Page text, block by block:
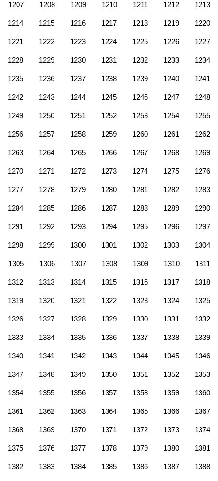
1207 1208 1209 1210 1211 1212 1213
1214 1215 1216 1217 1218 1219 1220
1221 1222 1223 1224 1225 1226 1227
1228 1229 1230 1231 1232 1233 1234
1235 1236 1237 1238 1239 1240 1241
1242 1243 1244 1245 1246 1247 1248
1249 1250 1251 1252 1253 1254 1255
1256 1257 1258 1259 1260 1261 1262
1263 1264 1265 1266 1267 1268 1269
1270 1271 1272 1273 1274 1275 1276
1277 1278 1279 1280 1281 1282 1283
1284 1285 1286 1287 1288 1289 1290
1291 1292 1293 1294 1295 1296 1297
1298 1299 1300 1301 1302 1303 1304
1305 1306 1307 1308 1309 1310 1311
1312 1313 1314 1315 1316 1317 1318
1319 1320 1321 1322 1323 1324 1325
1326 1327 1328 1329 1330 1331 1332
1333 1334 1335 1336 1337 1338 1339
1340 1341 1342 1343 1344 1345 1346
1347 1348 1349 1350 1351 1352 1353
1354 1355 1356 1357 1358 1359 1360
1361 1362 1363 1364 1365 1366 1367
1368 1369 1370 1371 1372 1373 1374
1375 1376 1377 1378 1379 1380 1381
1382 1383 1384 1385 1386 1387 1388